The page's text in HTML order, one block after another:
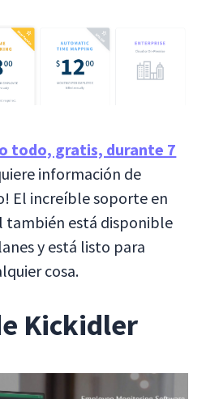
todo, gratis, durante 7
información de
El increíble soporte en
también está disponible
y está listo para
cosa.
Kickidler